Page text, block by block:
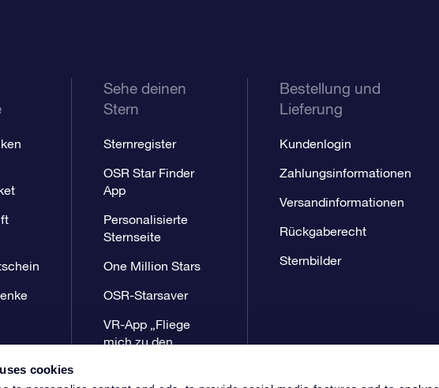
cookies
Sehe deinen
Stern
Sternregister
OSR Star Finder
App
Personalisierte
Sternseite
One Million Stars
OSR-Starsaver
VR-App „Fliege
mich zu den
Bestellung und
Lieferung
Kundenlogin
Zahlungsinformationen
Versandinformationen
Rückgaberecht
Sternbilder